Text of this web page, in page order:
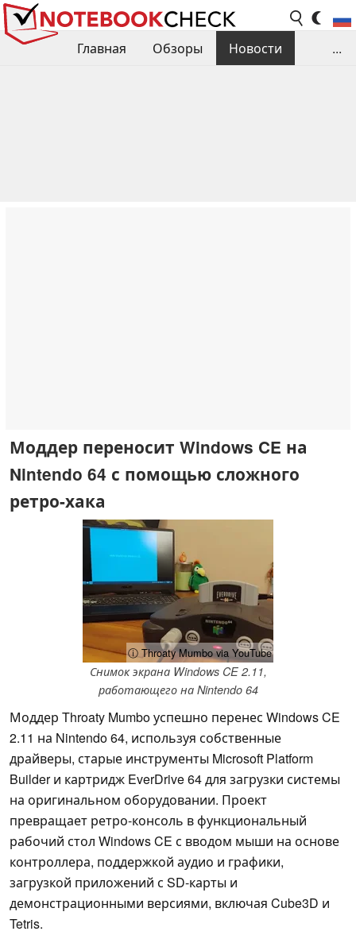
Главная Обзоры
Новости
...
Моддер переносит Windows CE на
Nintendo 64 с помощью сложного
ретро-хака
ⓘ Throaty Mumbo via YouTube
Снимок экрана Windows CE 2.11,
работающего на Nintendo 64
Моддер Throaty Mumbo успешно перенес Windows CE
2.11 на Nintendo 64, используя собственные
драйверы, старые инструменты Microsoft Platform
Builder и картридж EverDrive 64 для загрузки системы
на оригинальном оборудовании. Проект
превращает ретро-консоль в функциональный
рабочий стол Windows CE с вводом мыши на основе
контроллера, поддержкой аудио и графики,
загрузкой приложений с SD-карты и
демонстрационными версиями, включая Cube3D и
Tetris.